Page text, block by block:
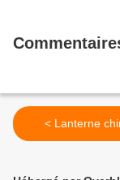
< Lanterne